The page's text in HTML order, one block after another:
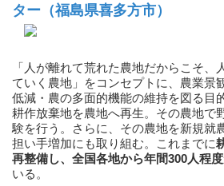
ター（福島県喜多方市）
「人が離れて荒れた農地だからこそ、
ていく農地」をコンセプトに、農業景
低減・農の多面的機能の維持を図る目
耕作放棄地を農地へ再生。その農地で
験を行う。さらに、その農地を新規就
担い手増加にも取り組む。これまでに
再整備し、全国各地から年間300人程
いる。